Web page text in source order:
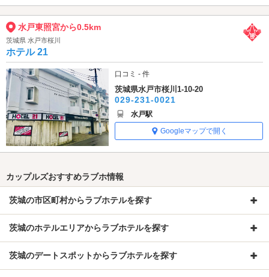
水戸東照宮から0.5km
茨城県 水戸市桜川
ホテル 21
口コミ - 件
茨城県水戸市桜川1-10-20
029-231-0021
水戸駅
Googleマップで開く
カップルズおすすめラブホ情報
茨城の市区町村からラブホテルを探す
茨城のホテルエリアからラブホテルを探す
茨城のデートスポットからラブホテルを探す